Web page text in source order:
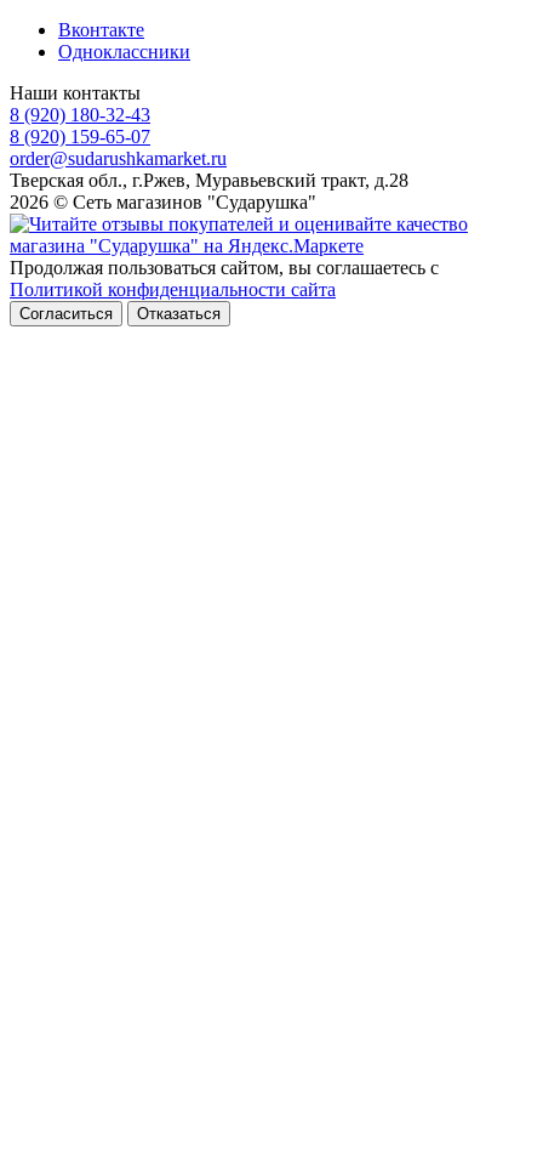
Вконтакте
Одноклассники
Наши контакты
8 (920) 180-32-43
8 (920) 159-65-07
order@sudarushkamarket.ru
Тверская обл., г.Ржев, Муравьевский тракт, д.28
2026 © Сеть магазинов "Сударушка"
Продолжая пользоваться сайтом, вы соглашаетесь с
Политикой конфиденциальности сайта
Согласиться Отказаться